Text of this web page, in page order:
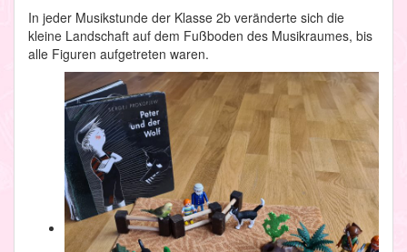
In jeder Musikstunde der Klasse 2b veränderte sich die
kleine Landschaft auf dem Fußboden des Musikraumes, bis
alle Figuren aufgetreten waren.